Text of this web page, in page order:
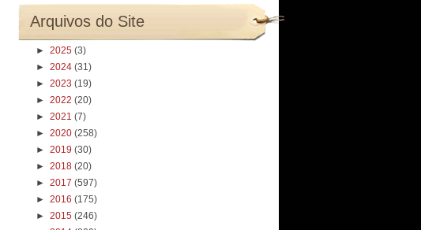
Arquivos do Site
► 2025 (3)
► 2024 (31)
► 2023 (19)
► 2022 (20)
► 2021 (7)
► 2020 (258)
► 2019 (30)
► 2018 (20)
► 2017 (597)
► 2016 (175)
► 2015 (246)